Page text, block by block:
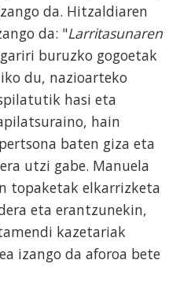
da. Hitzaldiaren
da: "Larritasunaren
buruzko gogoetak
du, nazioarteko
hasi eta
hain
baten giza eta
utzi gabe. Manuela
topaketak elkarrizketa
eta erantzunekin,
kazetariak
izango da aforoa bete